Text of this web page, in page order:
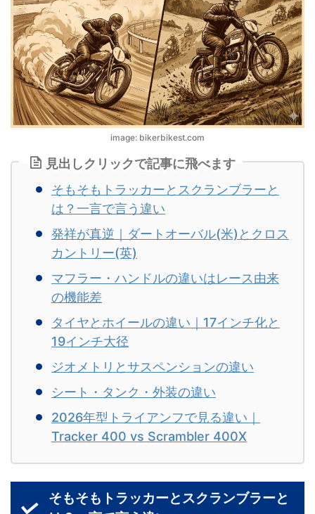
image: bikerbikest.com
見出しクリックで記事に飛べます
そもそもトラッカーとスクランブラーと
は？一言で言う違い
発祥が真逆｜ダートオーバル(米)とクロス
カントリー(英)
マフラー・ハンドルの違いはレース由来
の機能差
タイヤとホイールの違い｜17インチ化と
19インチ大径
ジオメトリとサスペンションの違い
シート・タンク・外装の違い
2026年型トライアンフで見る違い｜
Tracker 400 vs Scrambler 400X
そもそもトラッカーとスクランブラーと